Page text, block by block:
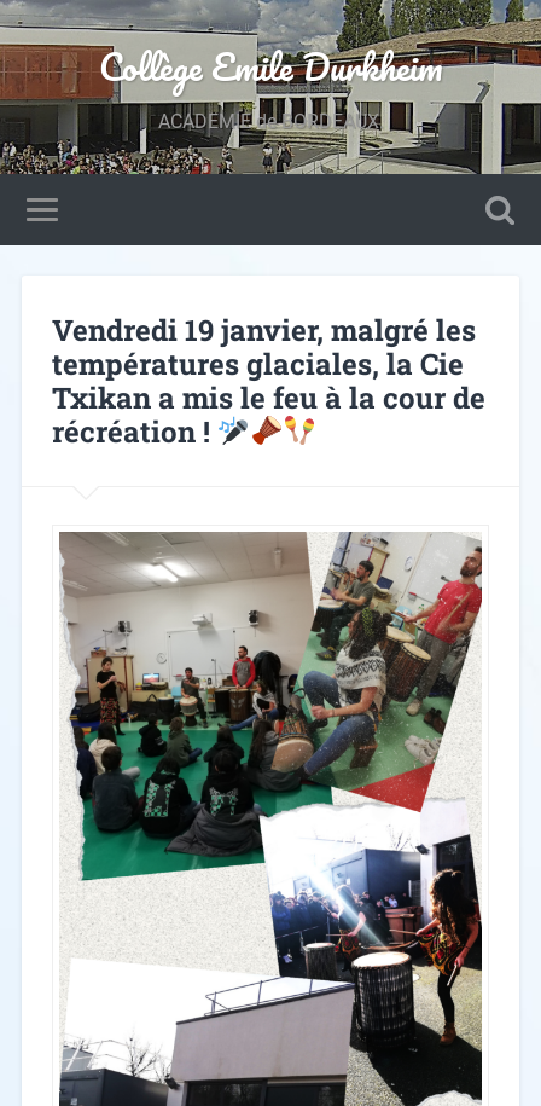
Collège Emile Durkheim
ACADEMIE de BORDEAUX.
Vendredi 19 janvier, malgré les
températures glaciales, la Cie
Txikan a mis le feu à la cour de
récréation !